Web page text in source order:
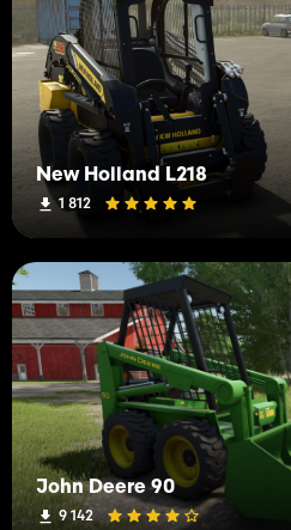
New Holland L218
1 812
John Deere 90
9 142